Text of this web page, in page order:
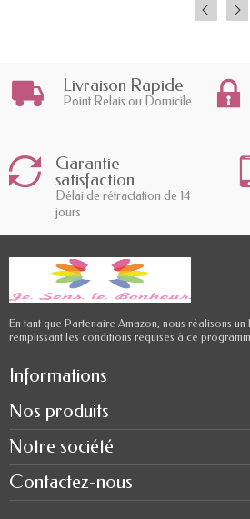
Livraison Rapide
Point Relais ou Domicile
Garantie
satisfaction
Délai de rétractation de 14
jours
En tant que Partenaire Amazon, nous réalisons un
remplissant les conditions requises à ce
Informations
Nos produits
Notre société
Contactez-nous